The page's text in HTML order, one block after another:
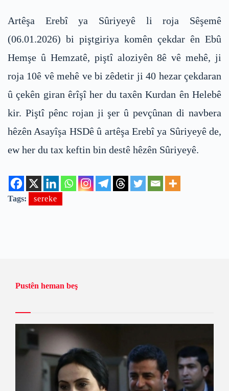
Artêşa Erebî ya Sûriyeyê li roja Sêşemê
(06.01.2026) bi piştgiriya komên çekdar ên Ebû
Hemşe û Hemzatê, piştî aloziyên 8ê vê mehê, ji
roja 10ê vê mehê ve bi zêdetir ji 40 hezar çekdaran
û çekên giran êrîşî her du taxên Kurdan ên Helebê
kir. Piştî pênc rojan ji şer û pevçûnan di navbera
hêzên Asayîşa HSDê û artêşa Erebî ya Sûriyeyê de,
ew her du tax keftin bin destê hêzên Sûriyeyê.
Tags: sereke
Pustên heman beş